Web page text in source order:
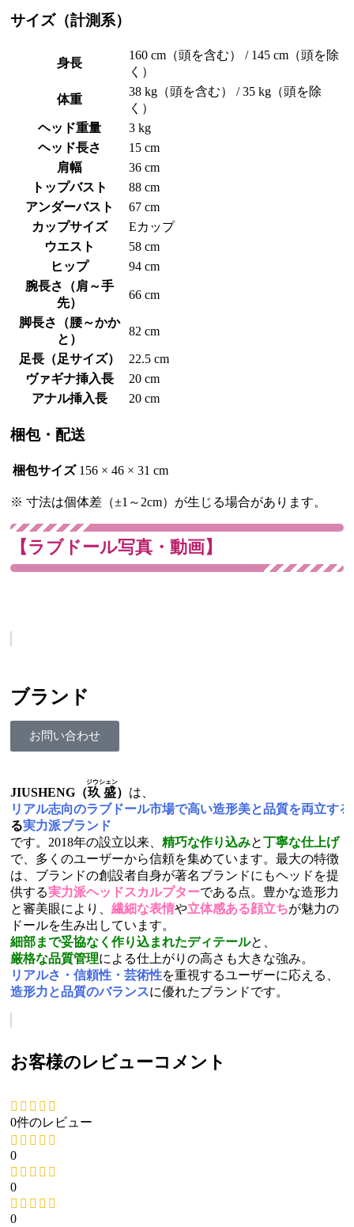
サイズ（計測系）
身長
160 cm（頭を含む） / 145 cm（頭を除
く）
体重
38 kg（頭を含む） / 35 kg（頭を除
く）
ヘッド重量
3 kg
ヘッド長さ
15 cm
肩幅
36 cm
トップバスト
88 cm
アンダーバスト
67 cm
カップサイズ
Eカップ
ウエスト
58 cm
ヒップ
94 cm
腕長さ（肩～手
先）
66 cm
脚長さ（腰～かか
と）
82 cm
足長（足サイズ）
22.5 cm
ヴァギナ挿入長
20 cm
アナル挿入長
20 cm
梱包・配送
梱包サイズ 156 × 46 × 31 cm
※ 寸法は個体差（±1～2cm）が生じる場合があります。
【ラブドール写真・動画】
ブランド
お問い合わせ
JIUSHENG（玖盛
ジウシェン
） は、
リアル志向のラブドール市場で高い造形美と品質を両立す
る実力派ブランド
です。2018年の設立以来、 精巧な作り込みと丁寧な仕上げ
で、多くのユーザーから信頼を集めています。最大の特徴
は、ブランドの創設者自身が著名ブランドにもヘッドを提
供する実力派ヘッドスカルプターである点。豊かな造形力
と審美眼により、 繊細な表情や立体感ある顔立ちが魅力の
ドールを生み出しています。
細部まで妥協なく作り込まれたディテールと、
厳格な品質管理による仕上がりの高さも大きな強み。
リアルさ・信頼性・芸術性を重視するユーザーに応える、
造形力と品質のバランスに優れたブランドです。
お客様のレビューコメント
0件のレビュー
0
0
0